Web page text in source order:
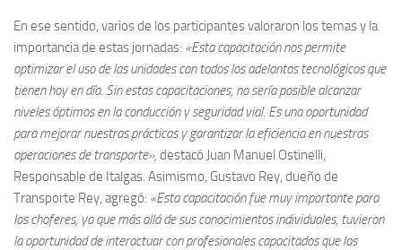
En ese sentido, varios de los participantes valoraron los temas y la
importancia de estas jornadas: «Esta capacitación nos permite
optimizar el uso de las unidades con todos los adelantos tecnológicos que
tienen hoy en día. Sin estas capacitaciones, no sería posible alcanzar
niveles óptimos en la conducción y seguridad vial. Es una oportunidad
para mejorar nuestras prácticas y garantizar la eficiencia en nuestras
operaciones de transporte», destacó Juan Manuel Ostinelli,
Responsable de Italgas. Asimismo, Gustavo Rey, dueño de
Transporte Rey, agregó: «Esta capacitación fue muy importante para
los choferes, ya que más allá de sus conocimientos individuales, tuvieron
la oportunidad de interactuar con profesionales capacitados que los